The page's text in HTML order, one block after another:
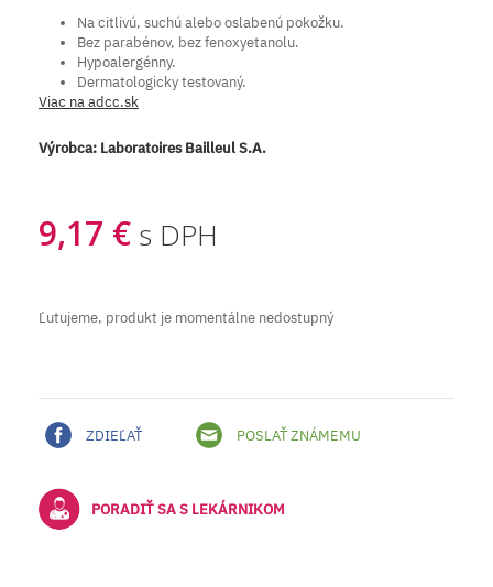
Na citlivú, suchú alebo oslabenú pokožku.
Bez parabénov, bez fenoxyetanolu.
Hypoalergénny.
Dermatologicky testovaný.
Viac na adcc.sk
Výrobca: Laboratoires Bailleul S.A.
9,17 € s DPH
Ľutujeme, produkt je momentálne nedostupný
ZDIEĽAŤ POSLAŤ ZNÁMEMU
PORADIŤ SA S LEKÁRNIKOM